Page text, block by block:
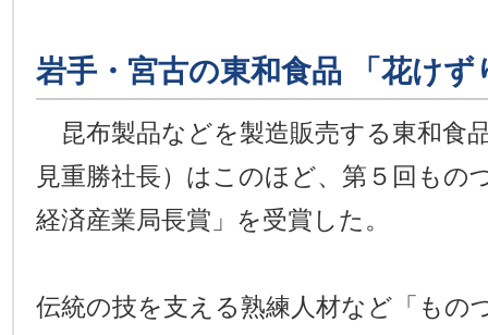
岩手・宮古の東和食品 「花け
昆布製品などを製造販売する東和食
見重勝社長）はこのほど、第５回もの
経済産業局長賞」を受賞した。
伝統の技を支える熟練人材など「もの